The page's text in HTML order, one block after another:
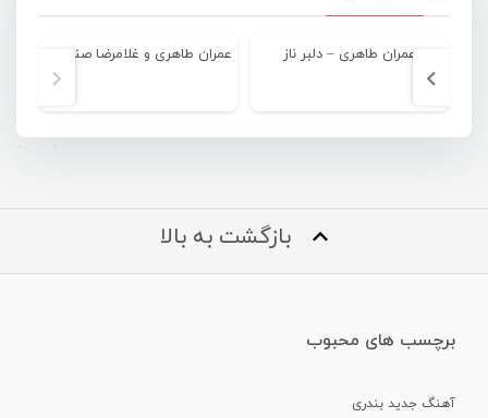
عمران طاهری – دلبر ناز
بازگشت به بالا
برچسب های محبوب
آهنگ جدید بندری